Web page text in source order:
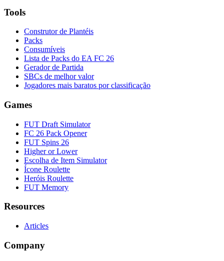
Tools
Construtor de Plantéis
Packs
Consumíveis
Lista de Packs do EA FC 26
Gerador de Partida
SBCs de melhor valor
Jogadores mais baratos por classificação
Games
FUT Draft Simulator
FC 26 Pack Opener
FUT Spins 26
Higher or Lower
Escolha de Item Simulator
Ícone Roulette
Heróis Roulette
FUT Memory
Resources
Articles
Company